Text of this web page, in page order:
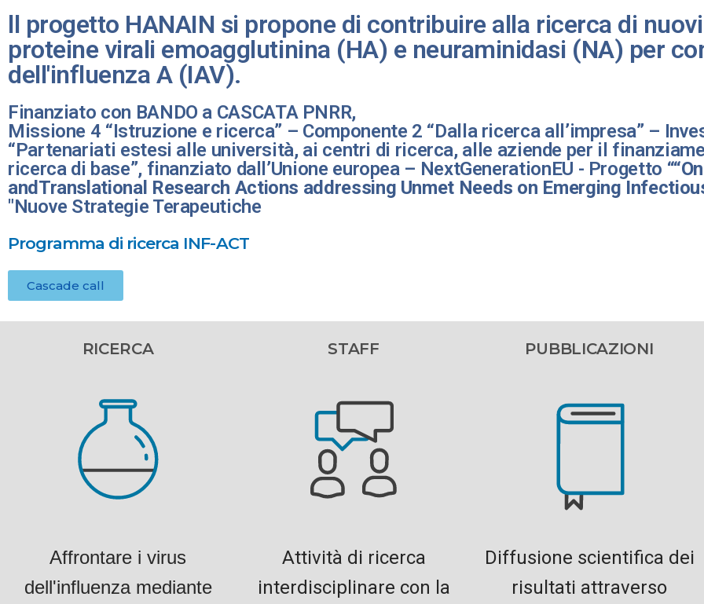
ll progetto HANAIN si propone di contribuire alla ricerca di
proteine virali emoagglutinina (HA) e neuraminidasi (NA) per
dell'influenza A (IAV).
Finanziato con BANDO a CASCATA PNRR,
Missione 4 “Istruzione e ricerca” – Componente 2 “Dalla ricerca all’impresa” –
“Partenariati estesi alle università, ai centri di ricerca, alle aziende per il
ricerca di base”, finanziato dall’Unione europea – NextGenerationEU - Progetto ““
andTranslational Research Actions addressing Unmet Needs on Emerging
"Nuove Strategie Terapeutiche
Programma di ricerca INF-ACT
Cascade call
RICERCA
Affrontare i virus
dell'influenza mediante
STAFF
Attività di ricerca
interdisciplinare con la
PUBBLICAZIONI
Diffusione scientifica dei
risultati attraverso